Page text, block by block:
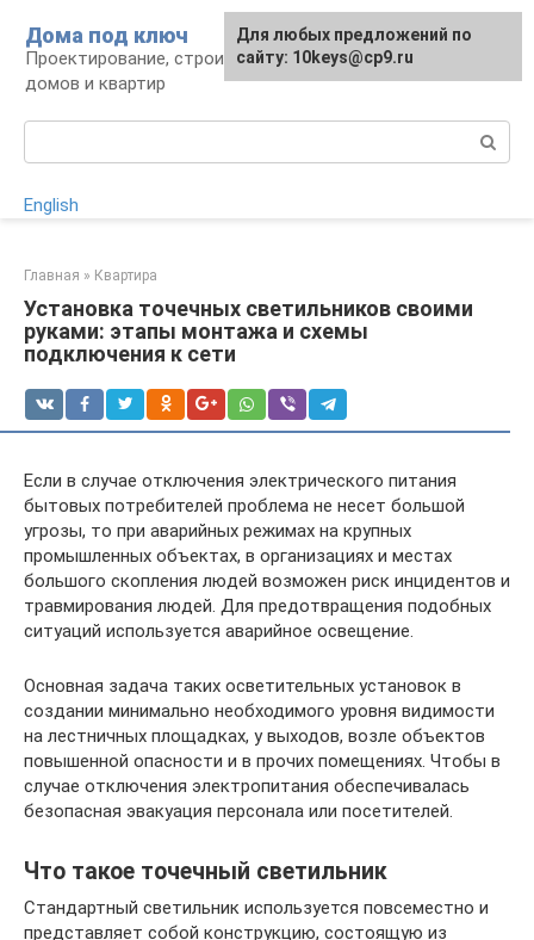
контенту
Дома под ключ
Проектирование, строительство и отделка
домов и квартир
English
Главная » Квартира
Установка точечных светильников своими
руками: этапы монтажа и схемы
подключения к сети
Если в случае отключения электрического питания
бытовых потребителей проблема не несет большой
угрозы, то при аварийных режимах на крупных
промышленных объектах, в организациях и местах
большого скопления людей возможен риск инцидентов и
травмирования людей. Для предотвращения подобных
ситуаций используется аварийное освещение.
Основная задача таких осветительных установок в
создании минимально необходимого уровня видимости
на лестничных площадках, у выходов, возле объектов
повышенной опасности и в прочих помещениях. Чтобы в
случае отключения электропитания обеспечивалась
безопасная эвакуация персонала или посетителей.
Что такое точечный светильник
Стандартный светильник используется повсеместно и
представляет собой конструкцию, состоящую из
Для любых предложений по
сайту: 10keys@cp9.ru